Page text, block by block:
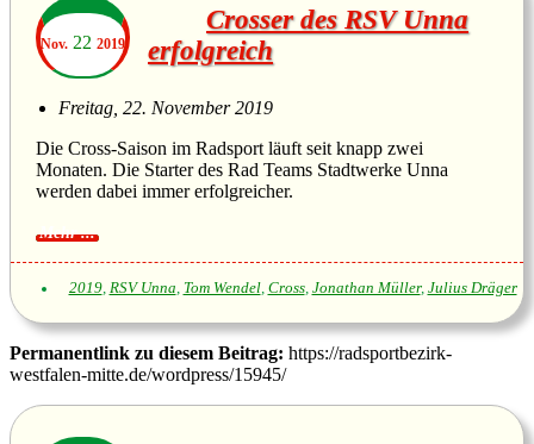
Nov. 22 2019
Crosser des RSV Unna
erfolgreich
Freitag, 22. November 2019
Die Cross-Saison im Radsport läuft seit knapp zwei
Monaten. Die Starter des Rad Teams Stadtwerke Unna
werden dabei immer erfolgreicher.
2019, RSV Unna, Tom Wendel, Cross, Jonathan Müller, Julius Dräger
Permanentlink zu diesem Beitrag: https://radsportbezirk-
westfalen-mitte.de/wordpress/15945/